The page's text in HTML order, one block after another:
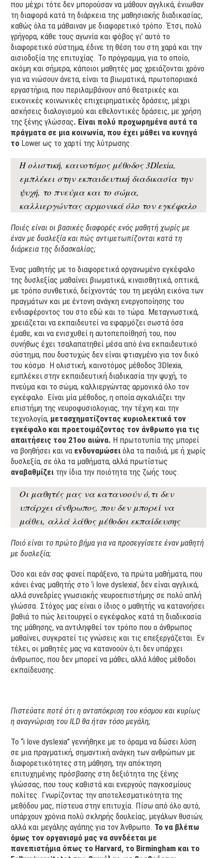
που μέχρι τότε δεν μπορούσαν να μάθουν αγγλικά, ένιωθαν
τη διαφορά κατά τη διάρκεια της μαθησιακής διαδικασίας,
καθώς όλα τα μάθαιναν με διαφορετικό τρόπο. Έτσι, πολύ
γρήγορα, κάθε τους αγωνία και φόβος γι’ αυτό το
διαφορετικό σύστημα, έδινε τη θέση του στη χαρά και την
αισιοδοξία της επιτυχίας. Το πρόγραμμα, για το οποίο,
ακόμη και σήμερα, κάποιοι μαθητές μας χρειάζονται χρόνο
για να νιώσουν άνετα, είναι τα βιωματικά, πρωτοποριακά
εργαστήρια, που περιλαμβάνουν από θεατρικές και
εικονικές κοινωνικές επιχειρηματικές δράσεις, μέχρι
ασκήσεις διαλογισμού και εθελοντικές δράσεις, με χρήση
της ξένης γλώσσας. Είναι πολύ προχωρημένα αυτά τα
πράγματα σε μια κοινωνία, που έχει μάθει να κυνηγά
το Lower ως το χαρτί της λύτρωσης.
Η ολιστική, καινοτόμος μέθοδος 3Dlexia,
εμπλέκει στην εκπαιδευτική διαδικασία την
ψυχή, το πνεύμα και το σώμα,
καλλιεργώντας αρμονικά όλο τον εγκέφαλο
Ποιές είναι οι βασικές διαφορές ενός μαθητή χωρίς με
έναν με δυσλεξία και πώς αντιμετωπίζονται κατά τη
διάρκεια της διδασκαλίας;
Ένας μαθητής με το διαφορετικά οργανωμένο εγκέφαλο
της δυσλεξίας μαθαίνει βιωματικά, κιναισθητικά, οπτικά,
με τρόπο συνθετικό, δείχνοντάς του τη μεγάλη εικόνα των
πραγμάτων και με έντονη ανάγκη ενεργοποίησης του
ενδιαφέροντος του στο εδώ και το τώρα. Μεταγνωστικά,
χρειάζεται να εκπαιδευτεί να εφαρμόζει σωστά όσα
έμαθε, και να ενισχυθεί η αυτοπεποίθησή του, που
συνήθως έχει τσαλαπατηθεί μέσα από ένα εκπαιδευτικό
σύστημα, που δυστυχώς δεν είναι φτιαγμένο για τον δικό
του κόσμο. Η ολιστική, καινοτόμος μέθοδος 3Dlexia,
εμπλέκει στην εκπαιδευτική διαδικασία την ψυχή, το
πνεύμα και το σώμα, καλλιεργώντας αρμονικά όλο τον
εγκέφαλο. Είναι μία μέθοδος, η οποία αγκαλιάζει την
επιστήμη της νευροφυσιολογιας, την τέχνη και την
τεχνολογία, μετασχηματίζοντας κυριολεκτικά τον
εγκέφαλο και προετοιμάζοντας τον άνθρωπο για τις
απαιτήσεις του 21ου αιώνα. Η πρωτοτυπία της μπορεί
να βοηθήσει και να ενδυναμώσει όλα τα παιδιά, με ή χωρίς
δυσλεξία, σε όλα τα μαθήματα, αλλά πρωτίστως
αναβαθμίζει την ίδια την ποιότητα της ζωής τους.
Oι μαθητές μας να κατανοούν ό,τι δεν
υπάρχει άνθρωπος, που δεν μπορεί να
μάθει, αλλά λάθος μέθοδοι εκπαίδευσης
Ποιό είναι το πρώτο βήμα για να προσεγγίσετε έναν μαθητή
με δυσλεξία;
Όσο και εάν σας φανεί παράξενο, τα πρώτα μαθήματα, που
κάνει ένας μαθητής στο ‘i love dyslexia’, δεν είναι αγγλικά,
αλλά συνεδρίες γνωσιακής νευροεπιστήμης σε πολύ απλή
γλώσσα. Στόχος μας είναι ο ίδιος ο μαθητής να κατανοήσει
βαθιά το πώς λειτουργεί ο εγκέφαλος κατά τη διαδικασία
της μάθησης, να αντιληφθεί τον τρόπο που ο άνθρωπος
μαθαίνει, συγκρατεί τις γνώσεις και τις επεξεργάζεται. Εν
τέλει, οι μαθητές μας να κατανοούν ό,τι δεν υπάρχει
άνθρωπος, που δεν μπορεί να μάθει, αλλά λάθος μέθοδοι
εκπαίδευσης.
Πιστεύατε ποτέ ότι η ανταπόκριση του κόσμου και κυρίως
η αναγνώριση του ILD θα ήταν τόσο μεγάλη;
Το “i love dyslexia” γεννήθηκε με το όραμα να δώσει λύση
σε μια πραγματική, σημαντική ανάγκη των ανθρώπων με
διαφορετικότητες στη μάθηση, την απόκτηση
επιτυχημένης πρόσβασης στη δεξιότητα της ξένης
γλώσσας, που τους καθιστά και ενεργούς παγκοσμίους
πολίτες. Γνωρίζοντας την αποτελεσματικότητα της
μεθόδου μας, πίστευα στην επιτυχία. Πίσω από όλο αυτό,
υπάρχουν χρόνια πολύ σκληρής δουλείας, μεγάλων θυσιών,
αλλά και μεγάλης αγάπης για τον Άνθρωπο. Το να βλέπω
όμως τον οργανισμό μας να συνδέεται με
πανεπιστήμια όπως το Harvard, το Birmingham και το